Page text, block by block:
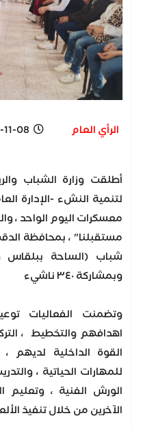
الرأي العام 7:57 PM
أطلقت وزارة الشباب
لتنمية النشء -الإدارة
معسكرات اليوم الواحد ،
شباب (الساحة
وبمشاركة ٣٤٠ ناشيء
وتضمنت الفعاليات
اهدافهم والتخطيط ،
القوة الداخلية لديهم
للمهارات الحياتية ،
الورش الفنية ،
الآخرين من خلال تنفيذ